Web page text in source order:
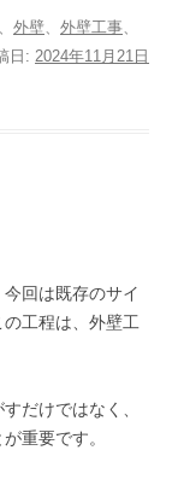
、 外壁、 外壁工事、
日: 2024年11月21日
回は既存のサイ
工程は、外壁工
だけではなく、
重要です。